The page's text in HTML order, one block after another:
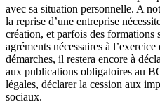
avec sa situation personnelle. A
la reprise d’une entreprise
création, et parfois des formations
agréments nécessaires à
démarches, il restera encore à
aux publications obligatoires au
légales, déclarer la cession aux
sociaux.